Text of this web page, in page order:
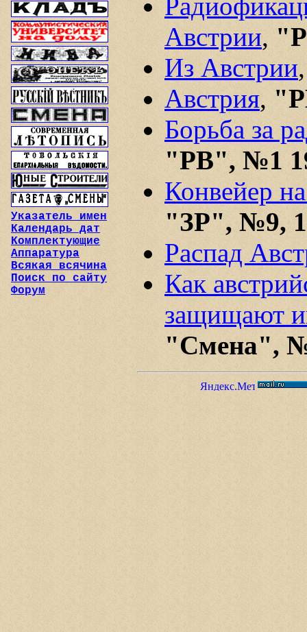
Указатель имен
Календарь дат
Комплектующие
Аппаратура
Всякая всячина
Поиск по сайту
Форум
Австрии,
Из Австрии
Австрия,
Борьба за
"РВ", №1
Конвейер
"ЗР", №9,
Распад
Как
защищают
"Смена",